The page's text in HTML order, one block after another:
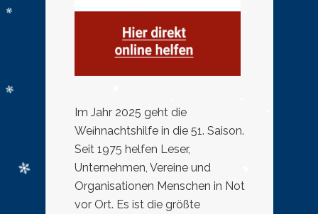
Im Jahr 2025 geht die
Weihnachtshilfe in die 51. Saison.
Seit 1975 helfen Leser,
Unternehmen, Vereine und
Organisationen Menschen in Not
vor Ort. Es ist die größte